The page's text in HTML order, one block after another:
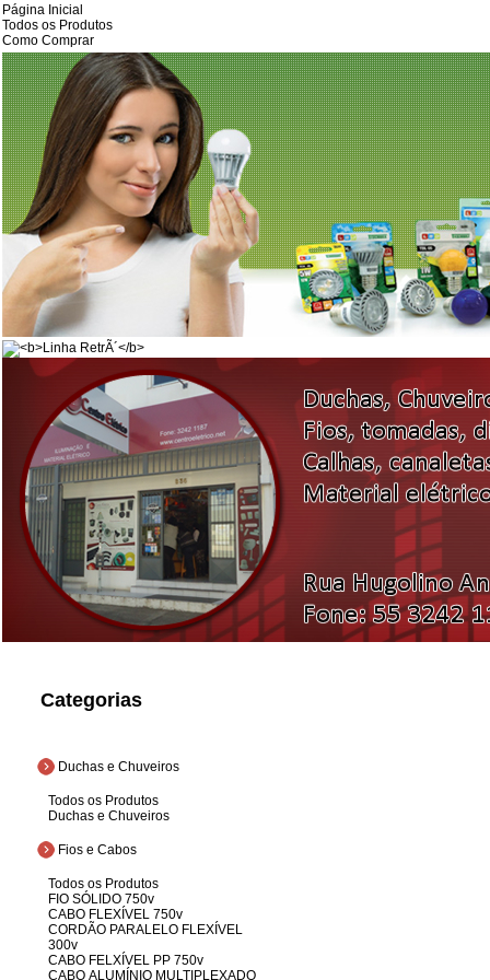
Página Inicial
Todos os Produtos
Como Comprar
Categorias
Duchas e Chuveiros
Todos os Produtos
Duchas e Chuveiros
Fios e Cabos
Todos os Produtos
FIO SÓLIDO 750v
CABO FLEXÍVEL 750v
CORDÃO PARALELO FLEXÍVEL
300v
CABO FELXÍVEL PP 750v
CABO ALUMÍNIO MULTIPLEXADO